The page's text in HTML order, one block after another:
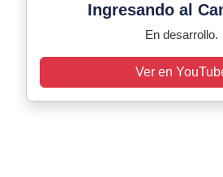
Ingresando al
En desarrollo.
Ver en